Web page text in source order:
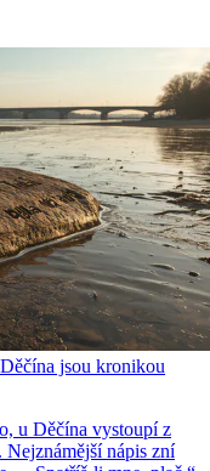
jsou kronikou
u Děčína vystoupí z
nápis zní